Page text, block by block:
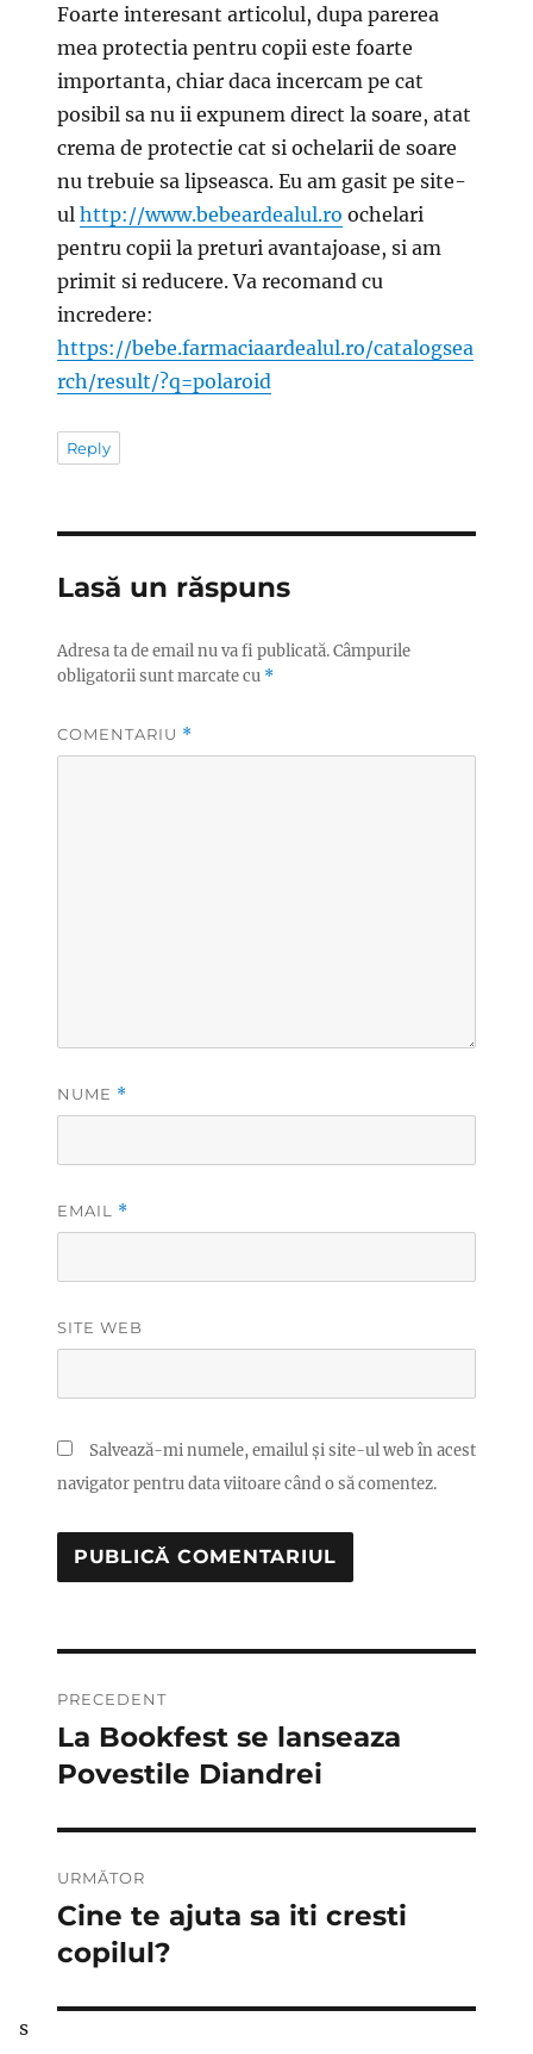
Foarte interesant articolul, dupa parerea
mea protectia pentru copii este foarte
importanta, chiar daca incercam pe cat
posibil sa nu ii expunem direct la soare, atat
crema de protectie cat si ochelarii de soare
nu trebuie sa lipseasca. Eu am gasit pe site-
ul http://www.bebeardealul.ro ochelari
pentru copii la preturi avantajoase, si am
primit si reducere. Va recomand cu
incredere:
https://bebe.farmaciaardealul.ro/catalogsea
rch/result/?q=polaroid
Reply
Lasă un răspuns
Adresa ta de email nu va fi publicată.Câmpurile
obligatorii sunt marcate cu *
COMENTARIU *
NUME *
EMAIL *
SITE WEB
Salvează-mi numele, emailul și site-ul web în acest
navigator pentru data viitoare când o să comentez.
în
articole
PRECEDENT
Articolul
anterior:
La Bookfest se lanseaza
Povestile Diandrei
URMĂTOR
Articolul
următor:
Cine te ajuta sa iti cresti
copilul?
s